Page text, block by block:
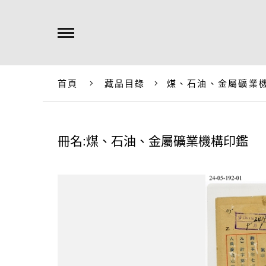
首頁 藏品目錄 煤、石油、金屬礦業
冊名:煤、石油、金屬礦業機構印鑑